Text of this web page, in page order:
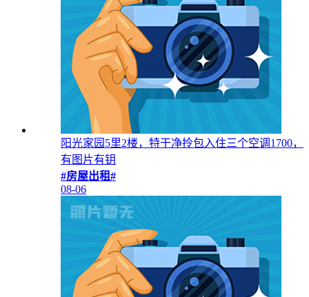
阳光家园5里2楼，特干净拎包入住三个空调1700，
有图片有钥
#房屋出租#
08-06